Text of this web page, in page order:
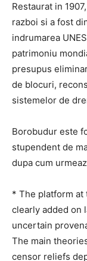
Restaurat in
razboi si a fost
indrumarea
patrimoniu
presupus
de blocuri,
sistemelor de
Borobudur este
stupendent de
dupa cum
* The platform at
clearly added on
uncertain
The main
censor reliefs